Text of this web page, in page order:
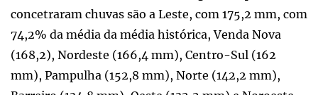
concetraram chuvas são a Leste, com 175,2 mm, com
74,2% da média da média histórica, Venda Nova
(168,2), Nordeste (166,4 mm), Centro-Sul (162
mm), Pampulha (152,8 mm), Norte (142,2 mm),